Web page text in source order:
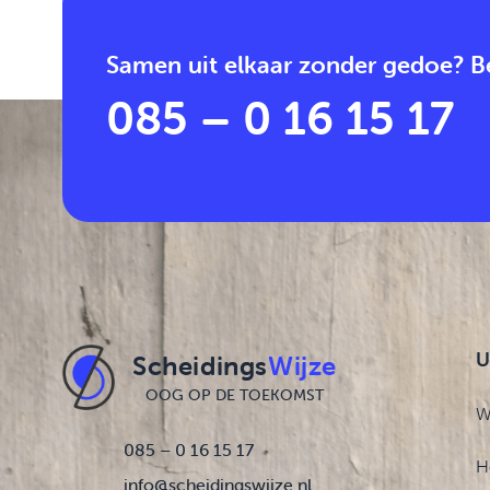
Samen uit elkaar zonder gedoe?
085 – 0 16 15 17
ScheidingsWijze
OOG OP DE TOEKOMST
085 – 0 16 15 17
info@scheidingswijze.nl